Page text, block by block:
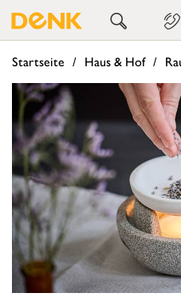
Startseite Haus & Hof